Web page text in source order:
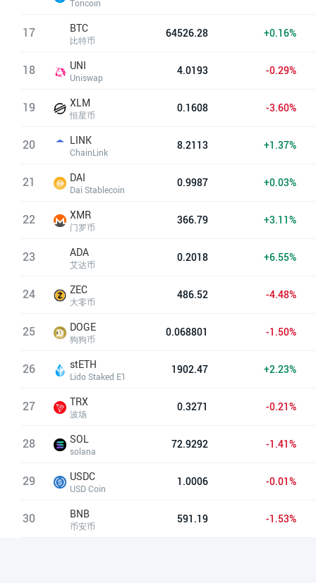
Toncoin
17 BTC
比特币
64526.28 +0.16%
18 UNI
Uniswap
4.0193 -0.29%
19 XLM
恒星币
0.1608 -3.60%
20 LINK
ChainLink
8.2113 +1.37%
21 DAI
Dai Stablecoin
0.9987 +0.03%
22 XMR
门罗币
366.79 +3.11%
23 ADA
艾达币
0.2018 +6.55%
24 ZEC
大零币
486.52 -4.48%
25 DOGE
狗狗币
0.068801 -1.50%
26 stETH
Lido Staked ETH
1902.47 +2.23%
27 TRX
波场
0.3271 -0.21%
28 SOL
solana
72.9292 -1.41%
29 USDC
USD Coin
1.0006 -0.01%
30 BNB
币安币
591.19 -1.53%